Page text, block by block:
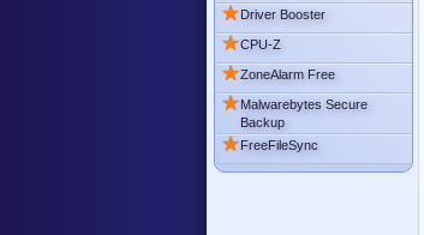
★Driver Booster
★CPU-Z
★ZoneAlarm Free
★Malwarebytes Secure
Backup
★FreeFileSync